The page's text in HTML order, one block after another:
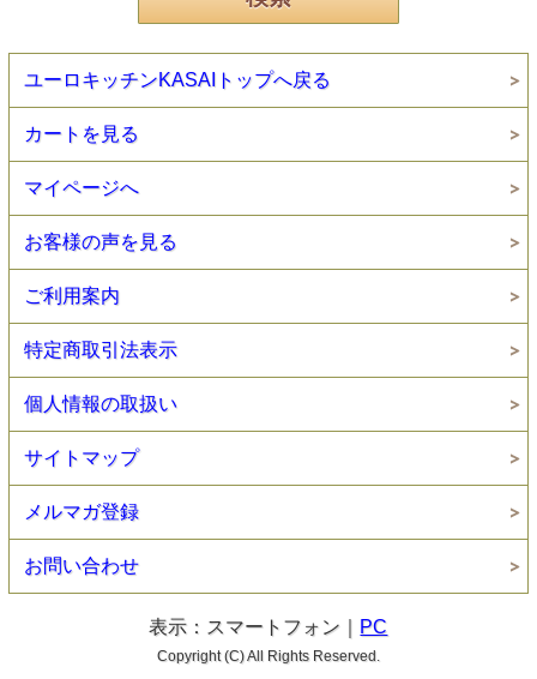
ユーロキッチンKASAIトップへ戻る
カートを見る
マイページへ
お客様の声を見る
ご利用案内
特定商取引法表示
個人情報の取扱い
サイトマップ
メルマガ登録
お問い合わせ
表示：スマートフォン｜ PC
Copyright (C) All Rights Reserved.